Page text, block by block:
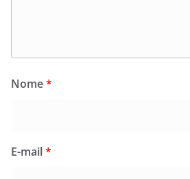
Nome*
E-mail*